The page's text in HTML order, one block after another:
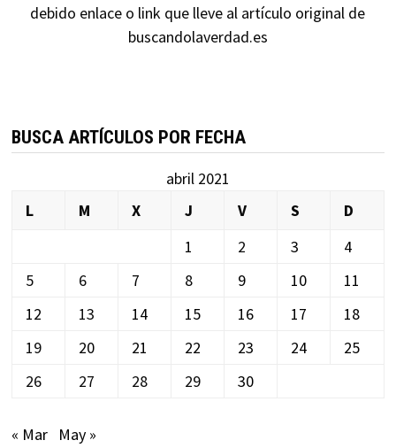
debido enlace o link que lleve al artículo original de
buscandolaverdad.es
BUSCA ARTÍCULOS POR FECHA
abril 2021
L
M X J V S
D
1
2 3
4
5
6 7 8 9 10
11
12
13 14 15 16 17
18
19
20 21 22 23 24
25
26
27 28 29 30
« Mar May »